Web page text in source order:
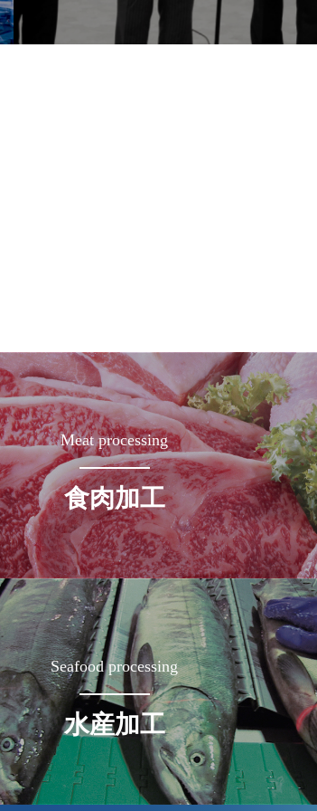
Meat processing
食肉加工
Seafood processing
水産加工